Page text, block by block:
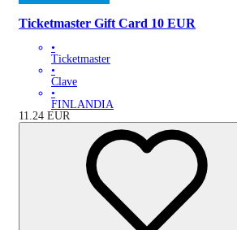
Ticketmaster Gift Card 10 EUR
•
Ticketmaster
•
Clave
•
FINLANDIA
11.24 EUR